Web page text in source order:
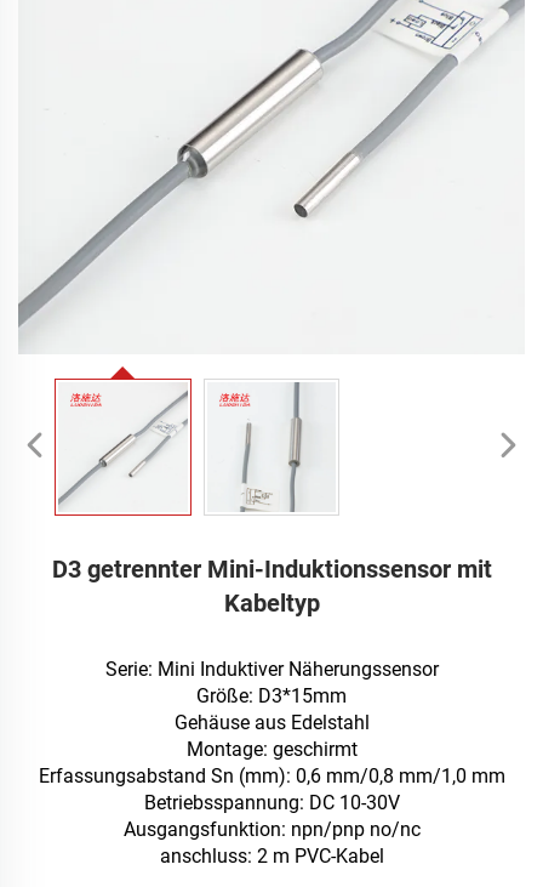
D3 getrennter Mini-Induktionssensor mit
Kabeltyp
Serie: Mini Induktiver Näherungssensor
Größe: D3*15mm
Gehäuse aus Edelstahl
Montage: geschirmt
Erfassungsabstand Sn (mm): 0,6 mm/0,8 mm/1,0 mm
Betriebsspannung: DC 10-30V
Ausgangsfunktion: npn/pnp no/nc
anschluss: 2 m PVC-Kabel